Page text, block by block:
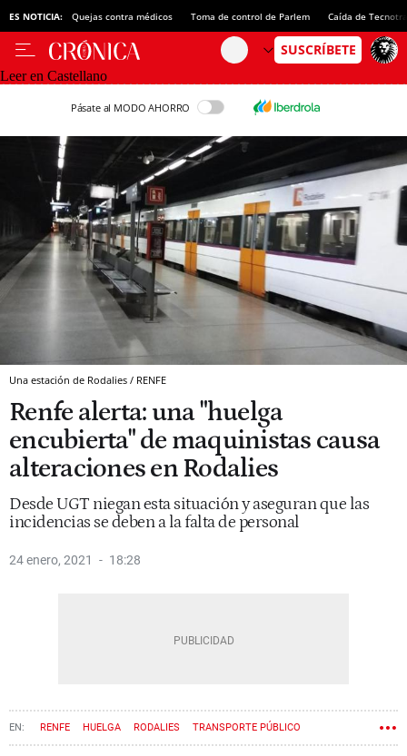
ES NOTICIA: Quejas contra médicos Toma de control de Parlem Caída de
Leer en Castellano
Pásate al MODO AHORRO
Una estación de Rodalies / RENFE
Renfe alerta: una "huelga
encubierta" de maquinistas causa
alteraciones en Rodalies
Desde UGT niegan esta situación y aseguran que las
incidencias se deben a la falta de personal
24 enero, 2021 18:28
RENFE HUELGA RODALIES TRANSPORTE PÚBLICO